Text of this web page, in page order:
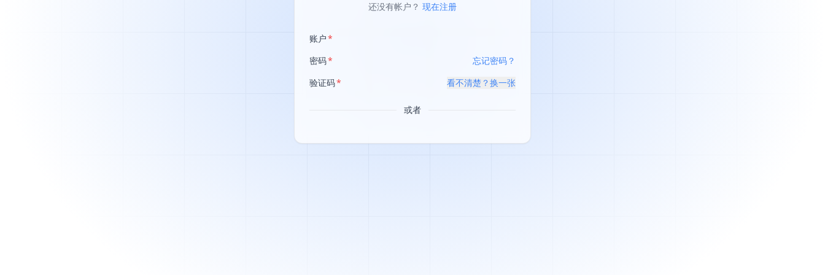
还没有帐户？ 现在注册
账户
密码
忘记密码？
验证码
看不清楚？换一张
或者